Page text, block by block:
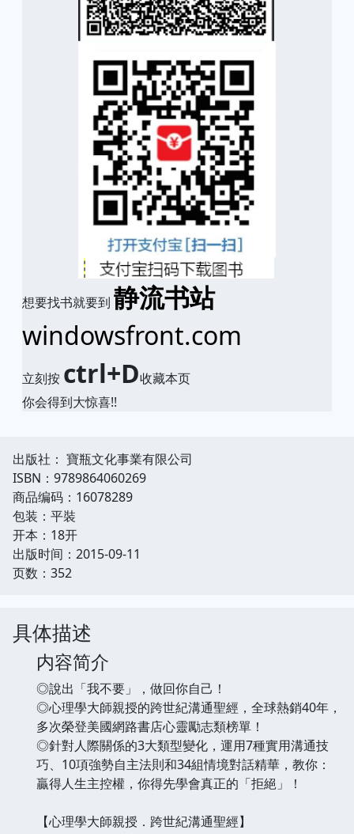
想要找书就要到 静流书站
windowsfront.com
立刻按 ctrl+D收藏本页
你会得到大惊喜!!
出版社： 寶瓶文化事業有限公司
ISBN：9789864060269
商品编码：16078289
包装：平裝
开本：18开
出版时间：2015-09-11
页数：352
具体描述
内容简介
◎說出「我不要」，做回你自己！
◎心理學大師親授的跨世紀溝通聖經，全球熱銷40年，
多次榮登美國網路書店心靈勵志類榜單！
◎針對人際關係的3大類型變化，運用7種實用溝通技
巧、10項強勢自主法則和34組情境對話精華，教你：
贏得人生主控權，你得先學會真正的「拒絕」！
【心理學大師親授．跨世紀溝通聖經】